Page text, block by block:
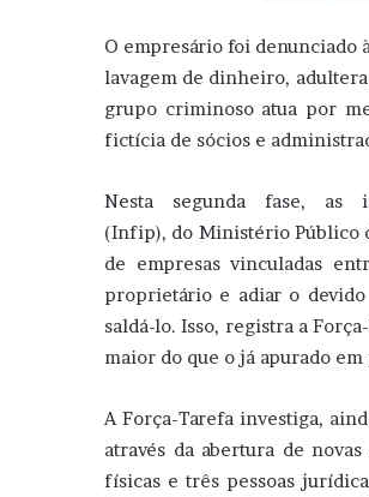
O empresário foi denunciado
lavagem de dinheiro,
grupo criminoso atua por
fictícia de sócios e
Nesta segunda fase, as
(Infip), do Ministério Público
de empresas vinculadas
proprietário e adiar o
saldá-lo. Isso, registra a
maior do que o já apurado
A Força-Tarefa investiga,
através da abertura de
físicas e três pessoas